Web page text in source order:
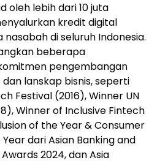
oleh lebih dari 10 juta
kredit digital
di seluruh Indonesia.
beberapa
pengembangan
lanskap bisnis, seperti
Festival (2016), Winner UN
Winner of Inclusive Fintech
of the Year & Consumer
dari Asian Banking and
2024, dan Asia